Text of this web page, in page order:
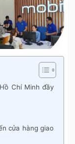
Chí Minh đầy
cửa hàng giao